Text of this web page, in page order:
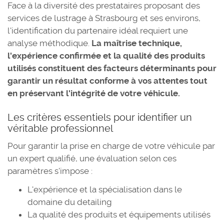
Face à la diversité des prestataires proposant des
services de lustrage à Strasbourg et ses environs,
l'identification du partenaire idéal requiert une
analyse méthodique. La maîtrise technique,
l'expérience confirmée et la qualité des produits
utilisés constituent des facteurs déterminants pour
garantir un résultat conforme à vos attentes tout
en préservant l'intégrité de votre véhicule.
Les critères essentiels pour identifier un
véritable professionnel
Pour garantir la prise en charge de votre véhicule par
un expert qualifié, une évaluation selon ces
paramètres s'impose :
L'expérience et la spécialisation dans le
domaine du detailing
La qualité des produits et équipements utilisés